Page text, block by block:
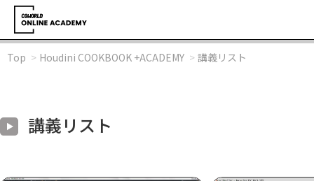
Top Houdini COOKBOOK +ACADEMY 講義リスト
講義リスト